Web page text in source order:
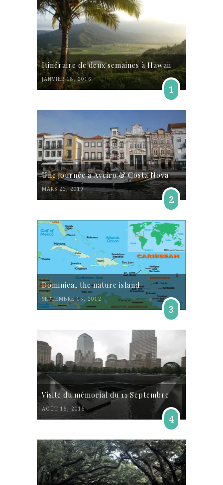
Itinéraire de deux semaines à Hawaii
JANVIER 18, 2016
1
Une journée à Aveiro & Costa Nova
MARS 22, 2019
2
Dominica, the nature island
SEPTEMBRE 15, 2012
3
Visite du mémorial du 11 Septembre
AOÛT 15, 2015
4